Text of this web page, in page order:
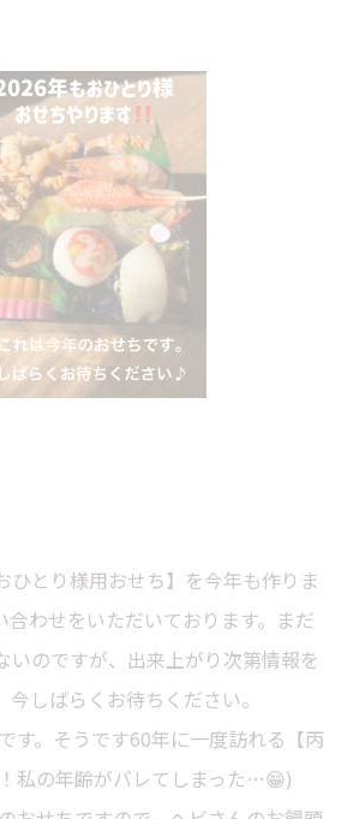
ひとり様用おせち】を今年も作りま
合わせをいただいております。まだ
いのですが、出来上がり次第情報を
しばらくお待ちください。
す。そうです60年に一度訪れる【丙
私の年齢がバレてしまった…😁)